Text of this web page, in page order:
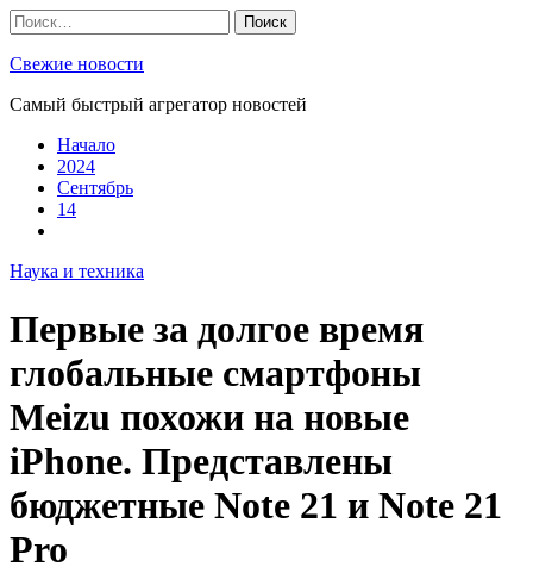
Skip
to
content
Найти:
Свежие новости
Самый быстрый агрегатор новостей
Начало
2024
Сентябрь
14
Наука и техника
Первые за долгое время
глобальные смартфоны
Meizu похожи на новые
iPhone. Представлены
бюджетные Note 21 и Note 21
Pro